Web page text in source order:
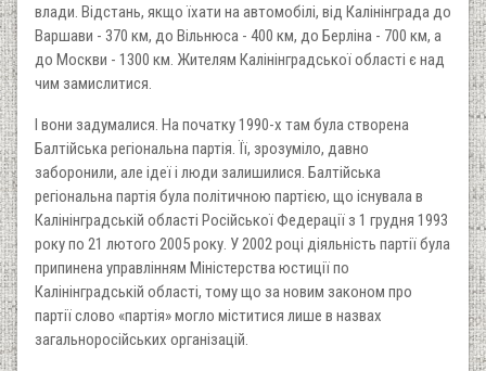
влади. Відстань, якщо їхати на автомобілі, від Калінінграда до
Варшави - 370 км, до Вільнюса - 400 км, до Берліна - 700 км, а
до Москви - 1300 км. Жителям Калінінградської області є над
чим замислитися.
І вони задумалися. На початку 1990-х там була створена
Балтійська регіональна партія. Її, зрозуміло, давно
заборонили, але ідеї і люди залишилися. Балтійська
регіональна партія була політичною партією, що існувала в
Калінінградській області Російської Федерації з 1 грудня 1993
року по 21 лютого 2005 року. У 2002 році діяльність партії була
припинена управлінням Міністерства юстиції по
Калінінградській області, тому що за новим законом про
партії слово «партія» могло міститися лише в назвах
загальноросійських організацій.